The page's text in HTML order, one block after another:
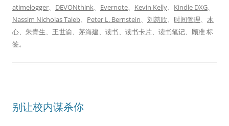
atimelogger、 DEVONthink、 Evernote、 Kevin Kelly、 Kindle DXG、
Nassim Nicholas Taleb、 Peter L. Bernstein、 刘慈欣、 时间管理、 木
心、 朱青生、 王世渝、 茅海建、 读书、 读书卡片、 读书笔记、 顾准标
签。
别让校内谋杀你